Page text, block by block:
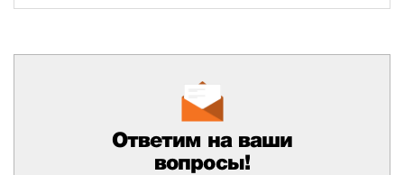
Ответим на ваши
вопросы!